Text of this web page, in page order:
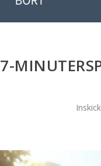
7-